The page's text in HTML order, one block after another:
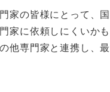
家の皆様にとって、
家に依頼しにくいか
他専門家と連携し、